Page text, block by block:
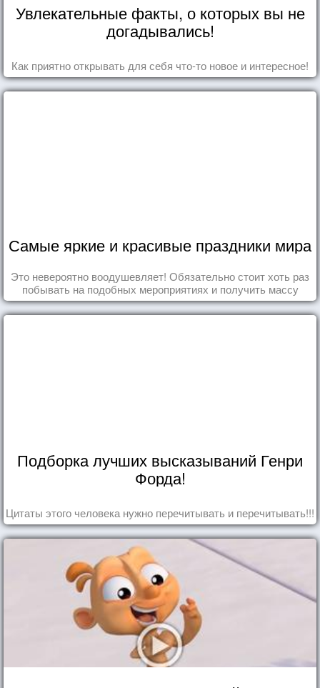
Увлекательные факты, о которых вы не
догадывались!
Как приятно открывать для себя что-то новое и интересное!
Самые яркие и красивые праздники мира
Это невероятно воодушевляет! Обязательно стоит хоть раз
побывать на подобных мероприятиях и получить массу
впечатлений!
Подборка лучших высказываний Генри
Форда!
Цитаты этого человека нужно перечитывать и перечитывать!!!